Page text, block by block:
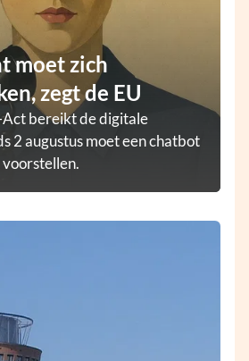
moet zich
zegt de EU
Act bereikt de digitale
2 augustus moet een chatbot